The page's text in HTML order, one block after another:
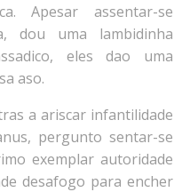
Apesar assentar-se
dou uma lambidinha
eles dao uma
aso.
a ariscar infantilidade
pergunto sentar-se
exemplar autoridade
desafogo para encher